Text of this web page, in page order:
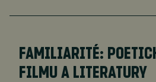
FAMILIARITÉ:
FILMU A LITERATURY